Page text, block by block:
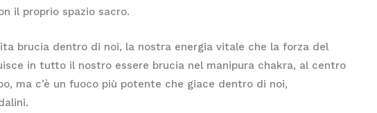
il proprio spazio sacro.
brucia dentro di noi, la nostra energia vitale che la forza del
in tutto il nostro essere brucia nel manipura chakra, al centro
ma c’è un fuoco più potente che giace dentro di noi,